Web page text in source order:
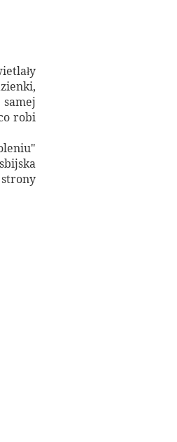
samej
robi
strony